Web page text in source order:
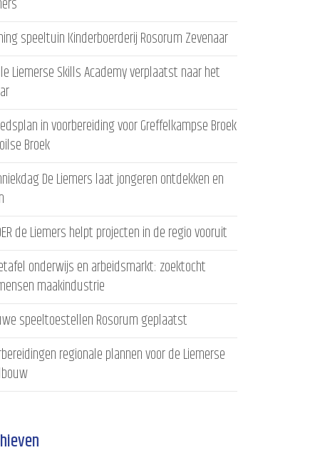
speeltuin Kinderboerderij Rosorum Zevenaar
Liemerse Skills Academy verplaatst naar het
in voorbereiding voor Greffelkampse Broek
Broek
De Liemers laat jongeren ontdekken en
de Liemers helpt projecten in de regio vooruit
onderwijs en arbeidsmarkt: zoektocht
maakindustrie
speeltoestellen Rosorum geplaatst
regionale plannen voor de Liemerse